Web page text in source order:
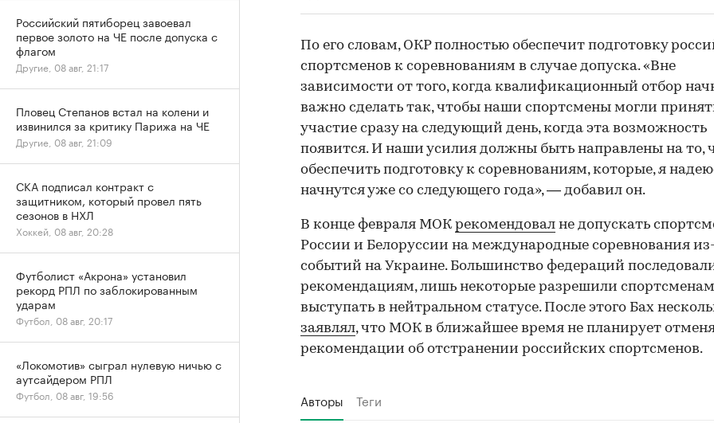
По его словам, ОКР полностью обеспечит подготовку
спортсменов к соревнованиям в случае допуска. «Вне
зависимости от того, когда квалификационный отбор
важно сделать так, чтобы наши спортсмены могли
участие сразу на следующий день, когда эта возможность
появится. И наши усилия должны быть направлены на то,
обеспечить подготовку к соревнованиям, которые, я
начнутся уже со следующего года», — добавил он.
В конце февраля МОК рекомендовал не допускать
России и Белоруссии на международные соревнования
событий на Украине. Большинство федераций
рекомендациям, лишь некоторые разрешили спортсменам
выступать в нейтральном статусе. После этого Бах
заявлял, что МОК в ближайшее время не планирует
рекомендации об отстранении российских спортсменов.
Авторы Теги
Российский пятиборец завоевал
первое золото на ЧЕ после допуска с
флагом
Другие, 08 авг, 21:17
Пловец Степанов встал на колени и
извинился за критику Парижа на ЧЕ
Другие, 08 авг, 21:09
СКА подписал контракт с
защитником, который провел пять
сезонов в НХЛ
Хоккей, 08 авг, 20:28
Футболист «Акрона» установил
рекорд РПЛ по заблокированным
ударам
Футбол, 08 авг, 20:17
«Локомотив» сыграл нулевую ничью с
аутсайдером РПЛ
Футбол, 08 авг, 19:56